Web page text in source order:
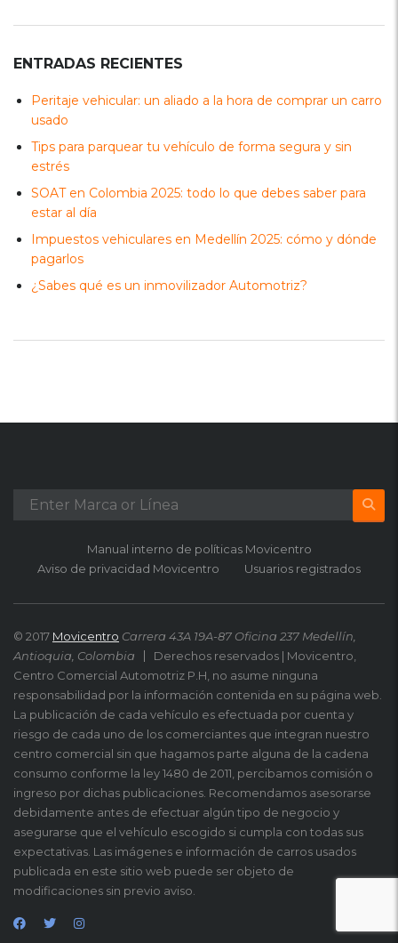
ENTRADAS RECIENTES
Peritaje vehicular: un aliado a la hora de comprar un carro
usado
Tips para parquear tu vehículo de forma segura y sin
estrés
SOAT en Colombia 2025: todo lo que debes saber para
estar al día
Impuestos vehiculares en Medellín 2025: cómo y dónde
pagarlos
¿Sabes qué es un inmovilizador Automotriz?
Manual interno de políticas Movicentro
Aviso de privacidad Movicentro
Usuarios registrados
© 2017 Movicentro Carrera 43A 19A-87 Oficina 237 Medellín,
Antioquia, Colombia
Derechos reservados | Movicentro,
Centro Comercial Automotriz P.H, no asume ninguna
responsabilidad por la información contenida en su página web.
La publicación de cada vehículo es efectuada por cuenta y
riesgo de cada uno de los comerciantes que integran nuestro
centro comercial sin que hagamos parte alguna de la cadena
consumo conforme la ley 1480 de 2011, percibamos comisión o
ingreso por dichas publicaciones. Recomendamos asesorarse
debidamente antes de efectuar algún tipo de negocio y
asegurarse que el vehículo escogido si cumpla con todas sus
expectativas. Las imágenes e información de carros usados
publicada en este sitio web puede ser objeto de
modificaciones sin previo aviso.